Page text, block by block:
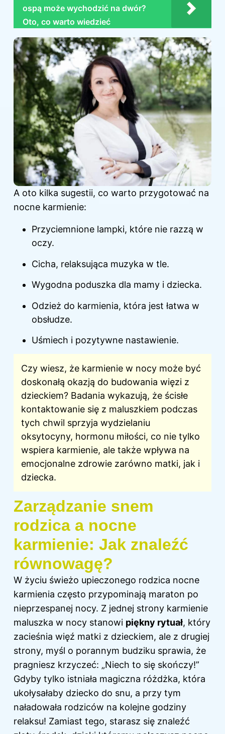
ospą może wychodzić na dwór?
Oto, co warto wiedzieć
A oto kilka sugestii, co warto przygotować na
nocne karmienie:
Przyciemnione lampki, które nie razzą w
oczy.
Cicha, relaksująca muzyka w tle.
Wygodna poduszka dla mamy i dziecka.
Odzież do karmienia, która jest łatwa w
obsłudze.
Uśmiech i pozytywne nastawienie.
Czy wiesz, że karmienie w nocy może być
doskonałą okazją do budowania więzi z
dzieckiem? Badania wykazują, że ścisłe
kontaktowanie się z maluszkiem podczas
tych chwil sprzyja wydzielaniu
oksytocyny, hormonu miłości, co nie tylko
wspiera karmienie, ale także wpływa na
emocjonalne zdrowie zarówno matki, jak i
dziecka.
Zarządzanie snem
rodzica a nocne
karmienie: Jak znaleźć
równowagę?
W życiu świeżo upieczonego rodzica nocne
karmienia często przypominają maraton po
nieprzespanej nocy. Z jednej strony karmienie
maluszka w nocy stanowi piękny rytuał, który
zacieśnia więź matki z dzieckiem, ale z drugiej
strony, myśl o porannym budziku sprawia, że
pragniesz krzyczeć: „Niech to się skończy!”
Gdyby tylko istniała magiczna różdżka, która
ukołysałaby dziecko do snu, a przy tym
naładowała rodziców na kolejne godziny
relaksu! Zamiast tego, starasz się znaleźć